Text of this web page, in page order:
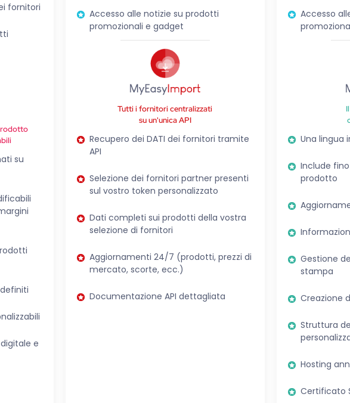
fornitori
su
e
Accesso alle notizie su prodotti
promozionali e gadget
Tutti i fornitori centralizzati
su un'unica API
Recupero dei DATI dei fornitori tramite
API
Selezione dei fornitori partner presenti
sul vostro token personalizzato
Dati completi sui prodotti della vostra
selezione di fornitori
Aggiornamenti 24/7 (prodotti, prezzi di
mercato, scorte, ecc.)
Documentazione API dettagliata
Accesso
Una lingua
Include
prodotto
Gestione
stampa
Creazione
Struttura
Hosting
Certificato